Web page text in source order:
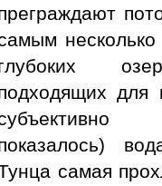
для
самая